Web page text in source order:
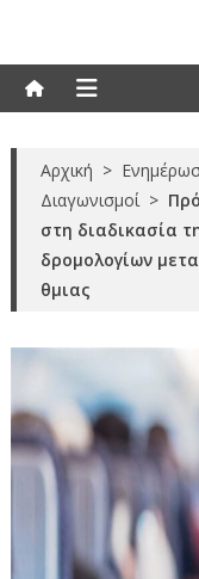
Αρχική >
Διαγωνισμοί >
στη διαδικασία
δρομολογίων
θμιας